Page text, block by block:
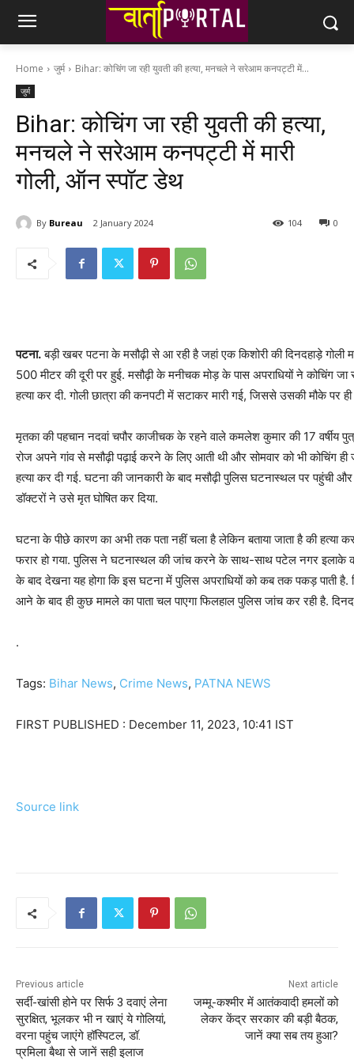
Home जुर्म Bihar: कोचिंग जा रही युवती की हत्या, मनचले ने सरेआम कनपट्टी में...
जुर्म
Bihar: कोचिंग जा रही युवती की हत्या,
मनचले ने सरेआम कनपट्टी में मारी
गोली, ऑन स्पॉट डेथ
By Bureau 2 January 2024 0
104
पटना.बड़ी खबर पटना के मसौढ़ी से आ रही है जहां एक किशोरी की दिनदहाड़े गोली
500 मीटर की दूरी पर हुई. मसौढ़ी के मनीचक मोड़ के पास अपराधियों ने कोचिंग जा
हत्या कर दी. गोली छात्रा की कनपटी में सटाकर मारी गई, जिससे उसकी मौके पर ही
मृतका की पहचान नदवां चपौर काजीचक के रहने वाले कमलेश कुमार की 17 वर्षीय
रोज अपने गांव से मसौढ़ी पढ़ाई करने के लिए आती थी और सोमवार को भी कोचिंग ही
हत्या कर दी गई. घटना की जानकारी के बाद मसौढ़ी पुलिस घटनास्थल पर
डॉक्टरों ने उसे मृत घोषित कर दिया.
घटना के पीछे कारण का अभी तक पता नहीं चला है लेकिन बताया जाता है की हत्या
फरार हो गया. पुलिस ने घटनास्थल की जांच करने के साथ-साथ पटेल नगर इलाके की
के बाद देखना यह होगा कि इस घटना में पुलिस अपराधियों को कब तक पकड़ पाती
आने के बाद ही कुछ मामले का पाता चल पाएगा फिलहाल पुलिस जांच कर रही है.
.
Tags: Bihar News, Crime News, PATNA NEWS
FIRST PUBLISHED : December 11, 2023, 10:41 IST
Source link
Previous article
सर्दी-खांसी होने पर सिर्फ 3 दवाएं लेना
सुरक्षित, भूलकर भी न खाएं ये गोलियां,
वरना पहुंच जाएंगे हॉस्पिटल, डॉ.
प्रमिला बैथा से जानें सही इलाज
Next article
जम्मू-कश्मीर में आतंकवादी हमलों को
लेकर केंद्र सरकार की बड़ी बैठक,
जानें क्या सब तय हुआ?